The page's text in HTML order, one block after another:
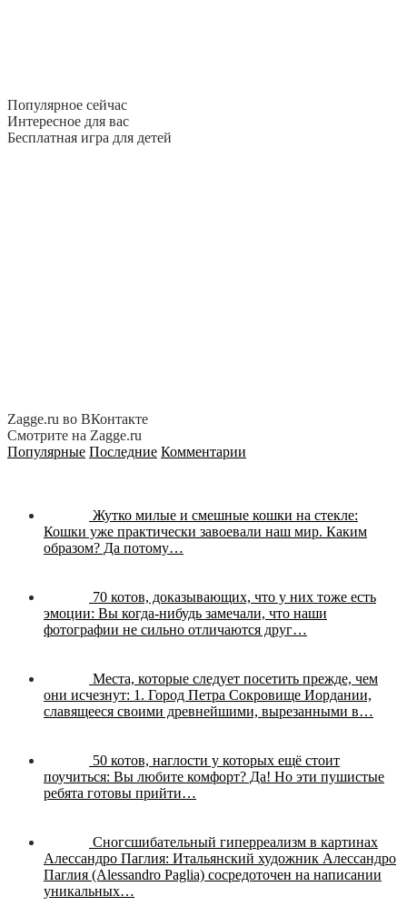
Популярное сейчас
Интересное для вас
Бесплатная игра для детей
Zagge.ru во ВКонтакте
Смотрите на Zagge.ru
Популярные Последние Комментарии
Жутко милые и смешные кошки на стекле:
Кошки уже практически завоевали наш мир. Каким
образом? Да потому…
70 котов, доказывающих, что у них тоже есть
эмоции: Вы когда-нибудь замечали, что наши
фотографии не сильно отличаются друг…
Места, которые следует посетить прежде, чем
они исчезнут: 1. Город Петра Сокровище Иордании,
славящееся своими древнейшими, вырезанными в…
50 котов, наглости у которых ещё стоит
поучиться: Вы любите комфорт? Да! Но эти пушистые
ребята готовы прийти…
Сногсшибательный гиперреализм в картинах
Алессандро Паглия: Итальянский художник Алессандро
Паглия (Alessandro Paglia) сосредоточен на написании
уникальных…